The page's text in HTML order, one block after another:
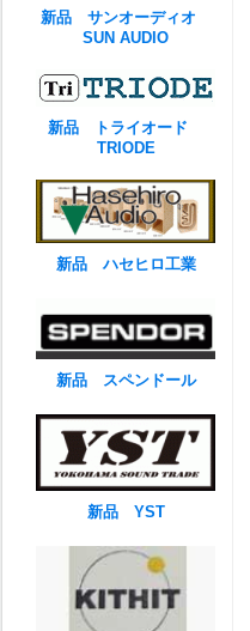
新品 サンオーディオ
SUN AUDIO
新品 トライオード
TRIODE
新品 ハセヒロ工業
新品 スペンドール
新品 YST